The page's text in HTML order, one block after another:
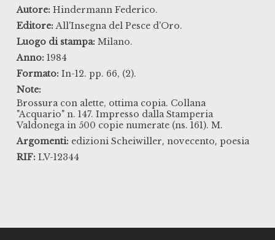
Autore: Hindermann Federico.
Editore: All'Insegna del Pesce d'Oro.
Luogo di stampa: Milano.
Anno: 1984
Formato: In-12. pp. 66, (2).
Note:
Brossura con alette, ottima copia. Collana
"Acquario" n. 147. Impresso dalla Stamperia
Valdonega in 500 copie numerate (ns. 161). M.
Argomenti: edizioni Scheiwiller, novecento, poesia
RIF: LV-12344